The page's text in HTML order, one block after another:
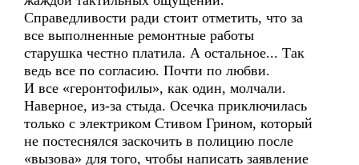
Справедливости ради стоит отметить, что за
все выполненные ремонтные работы
старушка честно платила. А остальное... Так
ведь все по согласию. Почти по любви.
И все «геронтофилы», как один, молчали.
Наверное, из-за стыда. Осечка приключилась
только с электриком Стивом Грином, который
не постеснялся заскочить в полицию после
«вызова» для того, чтобы написать заявление